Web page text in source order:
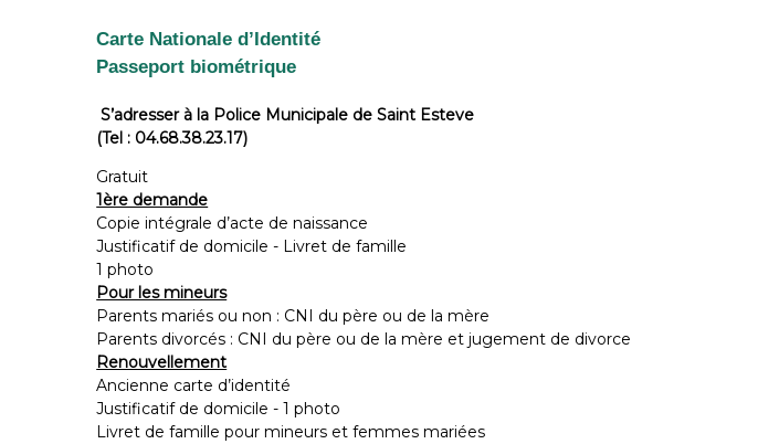
Carte Nationale d’Identité
Passeport biométrique
S’adresser à la Police Municipale de Saint Esteve
(Tel : 04.68.38.23.17)
Gratuit
1ère demande
Copie intégrale d’acte de naissance
Justificatif de domicile - Livret de famille
1 photo
Pour les mineurs
Parents mariés ou non : CNI du père ou de la mère
Parents divorcés : CNI du père ou de la mère et jugement de divorce
Renouvellement
Ancienne carte d’identité
Justificatif de domicile - 1 photo
Livret de famille pour mineurs et femmes mariées